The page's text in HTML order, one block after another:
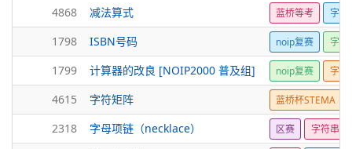
4868 减法算式 蓝桥等考 字符
1798 ISBN号码 noip复赛 字符
1799 计算器的改良 [NOIP2000 普及组] noip复赛 字符
4615 字符矩阵 蓝桥杯STEMA
2318 字母项链（necklace） 区赛 字符串